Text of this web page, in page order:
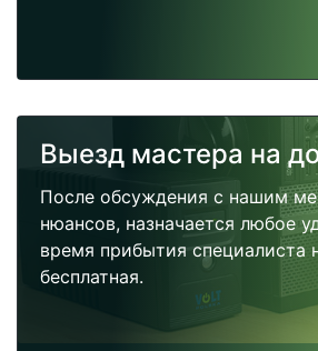
Выезд мастера на
После обсуждения с нашим
нюансов, назначается любое
время прибытия специалиста
бесплатная.